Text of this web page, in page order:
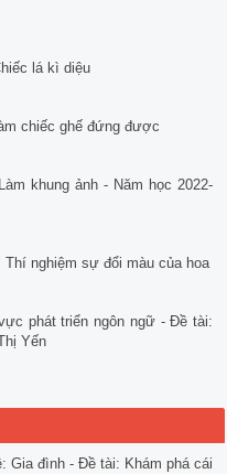
lá kì diệu
chiếc ghế đứng được
khung ảnh - Năm học 2022-
nghiệm sự đổi màu của hoa
phát triển ngôn ngữ - Đề tài:
Yến
Gia đình - Đề tài: Khám phá cái